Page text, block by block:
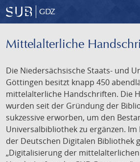
GDZ
Mittelalterliche
Die Niedersächsische Staats- und
Göttingen besitzt knapp 450
mittelalterliche Handschriften. Die
wurden seit der Gründung der
sukzessive erworben, um den
Universalbibliothek zu ergänzen. Im
der Deutschen Digitalen Bibliothek
„Digitalisierung der